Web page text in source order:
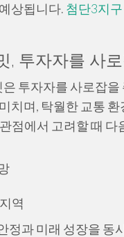
상됩니다. 첨단3지
, 투자자를 사
투자자를 사로잡
치며, 탁월한 교통
점에서 고려할 때
역
정과 미래 성장을 동